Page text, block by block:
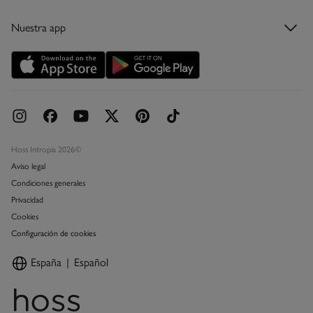
Tarjeta abono
Concursos y sorteos
Nuestra app
Hoss Intropia 2026©
Aviso legal
Condiciones generales
Privacidad
Cookies
Configuración de cookies
España Español